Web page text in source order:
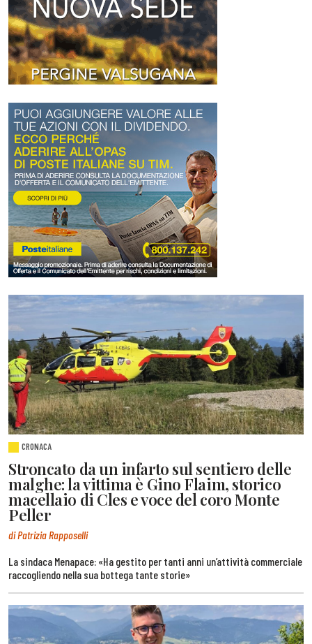
CRONACA
Stroncato da un infarto sul sentiero delle
malghe: la vittima è Gino Flaim, storico
macellaio di Cles e voce del coro Monte
Peller
di Patrizia Rapposelli
La sindaca Menapace: «Ha gestito per tanti anni un’attività commerciale
raccogliendo nella sua bottega tante storie»